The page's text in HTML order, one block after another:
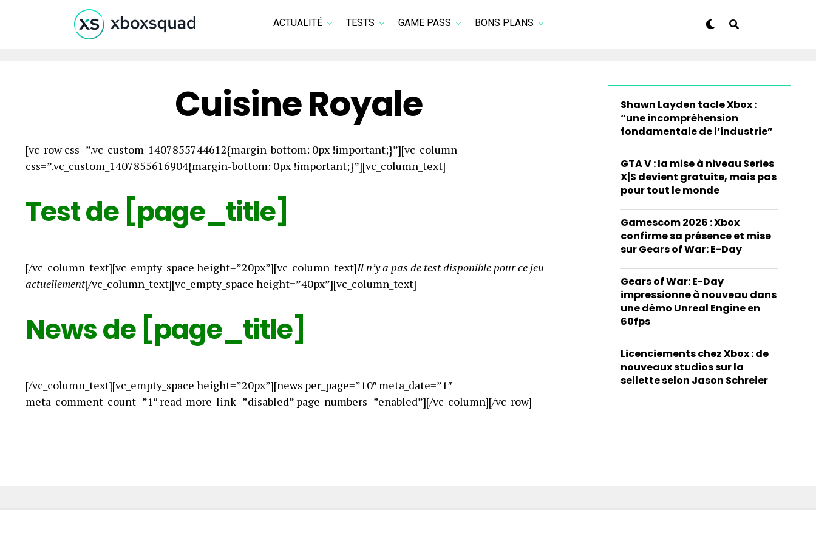
ACTUALITÉ TESTS GAME PASS BONS PLANS
Cuisine Royale
[vc_row css=”.vc_custom_1407855744612{margin-bottom: 0px !important;}”][vc_column
css=”.vc_custom_1407855616904{margin-bottom: 0px !important;}”][vc_column_text]
Test de [page_title]
[/vc_column_text][vc_empty_space height=”20px”][vc_column_text]Il n’y a pas de test disponible pour ce jeu
actuellement[/vc_column_text][vc_empty_space height=”40px”][vc_column_text]
News de [page_title]
[/vc_column_text][vc_empty_space height=”20px”][news per_page=”10″ meta_date=”1″
meta_comment_count=”1″ read_more_link=”disabled” page_numbers=”enabled”][/vc_column][/vc_row]
Shawn Layden tacle Xbox :
“une incompréhension
fondamentale de l’industrie”
GTA V : la mise à niveau Series
X|S devient gratuite, mais pas
pour tout le monde
Gamescom 2026 : Xbox
confirme sa présence et mise
sur Gears of War: E-Day
Gears of War: E-Day
impressionne à nouveau dans
une démo Unreal Engine en
60fps
Licenciements chez Xbox : de
nouveaux studios sur la
sellette selon Jason Schreier